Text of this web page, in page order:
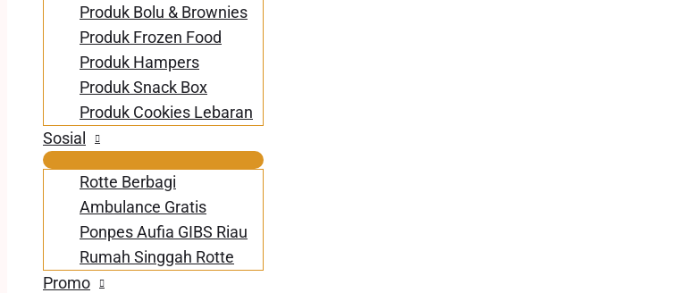
Produk Bolu & Brownies
Produk Frozen Food
Produk Hampers
Produk Snack Box
Produk Cookies Lebaran
Sosial
Rotte Berbagi
Ambulance Gratis
Ponpes Aufia GIBS Riau
Rumah Singgah Rotte
Promo